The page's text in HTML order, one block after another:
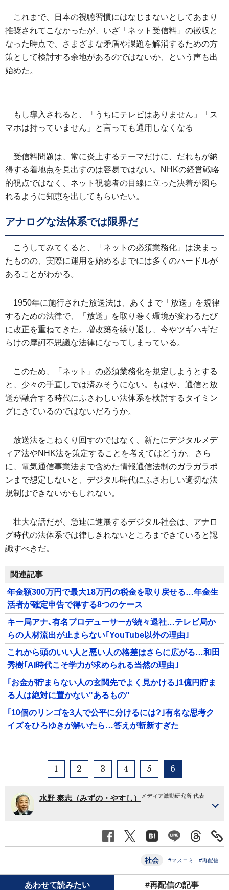
これまで、日本の視聴習慣にはなじまないとしてあまり
推奨されてこなかったが、いざ「ネット受信料」の徴収と
なった時点で、さまざまな矛盾や課題を解消するための方
策として検討する余地があるのではないか、という声も出
始めた。
もし導入されると、「うちにテレビはありません」「ス
マホは持っていません」と言っても通用しなくなる
受信料問題は、常に炎上するテーマだけに、だれもが納
得する着地点を見出すのは容易ではない。NHKの経営戦略
的視点ではなく、ネット視聴者の目線に立った決着が図ら
れるように知恵を出してもらいたい。
アナログな法体系では限界だ
こうしてみてくると、「ネットの必須業務化」は決まっ
たものの、実際に運用を始めるまでには多くのハードルが
あることがわかる。
1950年に施行された放送法は、あくまで「放送」を規律
するための法律で、「放送」を取り巻く環境が変わるたび
に改正を重ねてきた。増改築を繰り返し、今やツギハギだ
らけの摩訶不思議な法律になってしまっている。
このため、「ネット」の必須業務化を規定しようとする
と、少々の手直しでは済みそうにない。もはや、通信と放
送が融合する時代にふさわしい法体系を検討するタイミン
グにきているのではないだろうか。
放送法をこねくり回すのではなく、新たにデジタルメデ
ィア法やNHK法を策定することを考えてはどうか。さら
に、電気通信事業法まで含めた情報通信法制のガラガラポ
ンまで想定しないと、デジタル時代にふさわしい適切な法
規制はできないかもしれない。
壮大な話だが、急速に進展するデジタル社会は、アナロ
グ時代の法体系では律しきれないところまできていると認
識すべきだ。
関連記事
年金額300万円で最大18万円の税金を取り戻せる…年金生
活者が確定申告で得する8つのケース
キー局アナ､有名プロデューサーが続々退社…テレビ局か
らの人材流出が止まらない｢YouTube以外の理由｣
これから頭のいい人と悪い人の格差はさらに広がる…和田
秀樹｢AI時代こそ学力が求められる当然の理由｣
｢お金が貯まらない人の玄関先でよく見かける｣1億円貯ま
る人は絶対に置かない"あるもの"
｢10個のリンゴを3人で公平に分けるには?｣有名な思考ク
イズをひろゆきが解いたら…答えが斬新すぎた
1 2 3 4 5 6
水野 泰志（みずの・やすし） メディア激動研究所 代表
社会 #マスコミ #再配信
あわせて読みたい #再配信の記事